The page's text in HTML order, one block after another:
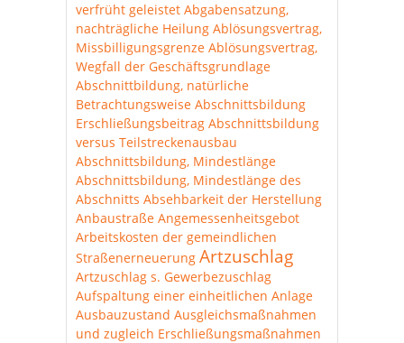
verfrüht geleistet Abgabensatzung,
nachträgliche Heilung Ablösungsvertrag,
Missbilligungsgrenze Ablösungsvertrag,
Wegfall der Geschäftsgrundlage
Abschnittbildung, natürliche
Betrachtungsweise Abschnittsbildung
Erschließungsbeitrag Abschnittsbildung
versus Teilstreckenausbau
Abschnittsbildung, Mindestlänge
Abschnittsbildung, Mindestlänge des
Abschnitts Absehbarkeit der Herstellung
Anbaustraße Angemessenheitsgebot
Arbeitskosten der gemeindlichen
Straßenerneuerung Artzuschlag
Artzuschlag s. Gewerbezuschlag
Aufspaltung einer einheitlichen Anlage
Ausbauzustand Ausgleichsmaßnahmen
und zugleich Erschließungsmaßnahmen